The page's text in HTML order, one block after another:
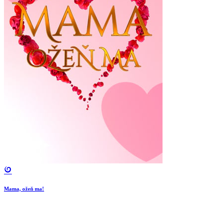
Mama, ožeň ma!